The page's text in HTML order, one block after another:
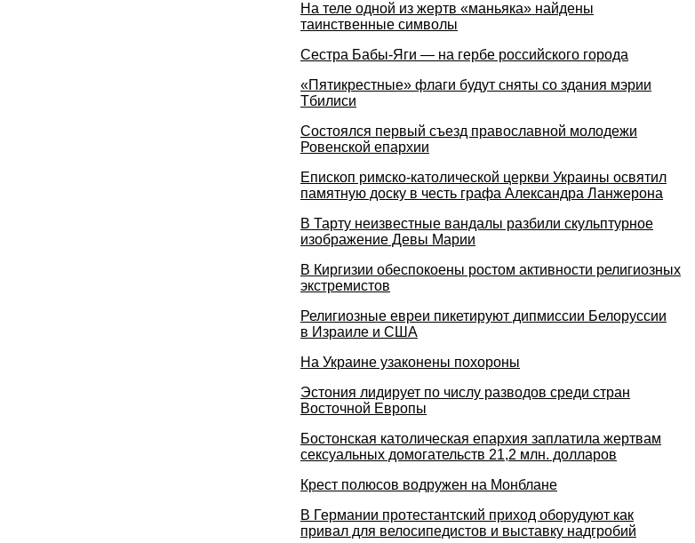
На теле одной из жертв «маньяка» найдены
таинственные символы
Сестра Бабы-Яги — на гербе российского города
«Пятикрестные» флаги будут сняты со здания мэрии
Тбилиси
Состоялся первый съезд православной молодежи
Ровенской епархии
Епископ римско-католической церкви Украины освятил
памятную доску в честь графа Александра Ланжерона
В Тарту неизвестные вандалы разбили скульптурное
изображение Девы Марии
В Киргизии обеспокоены ростом активности религиозных
экстремистов
Религиозные евреи пикетируют дипмиссии Белоруссии
в Израиле и США
На Украине узаконены похороны
Эстония лидирует по числу разводов среди стран
Восточной Европы
Бостонская католическая епархия заплатила жертвам
сексуальных домогательств 21,2 млн. долларов
Крест полюсов водружен на Монблане
В Германии протестантский приход оборудуют как
привал для велосипедистов и выставку надгробий